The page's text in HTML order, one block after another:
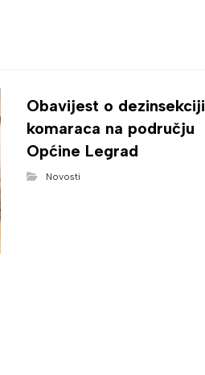
Obavijest o dezinsekciji
komaraca na području
Općine Legrad
Novosti